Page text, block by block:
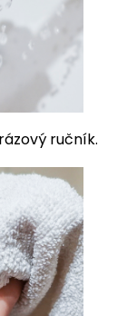
ručník.